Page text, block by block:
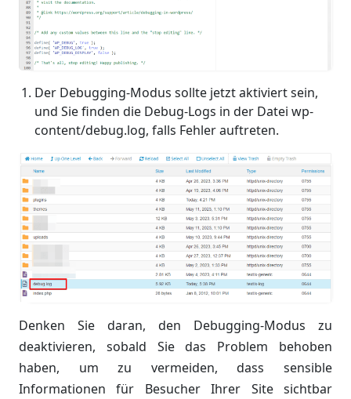
Der Debugging-Modus sollte jetzt aktiviert sein,
und Sie finden die Debug-Logs in der Datei wp-
content/debug.log, falls Fehler auftreten.
Denken Sie daran, den Debugging-Modus zu
deaktivieren, sobald Sie das Problem behoben
haben, um zu vermeiden, dass sensible
Informationen für Besucher Ihrer Site sichtbar